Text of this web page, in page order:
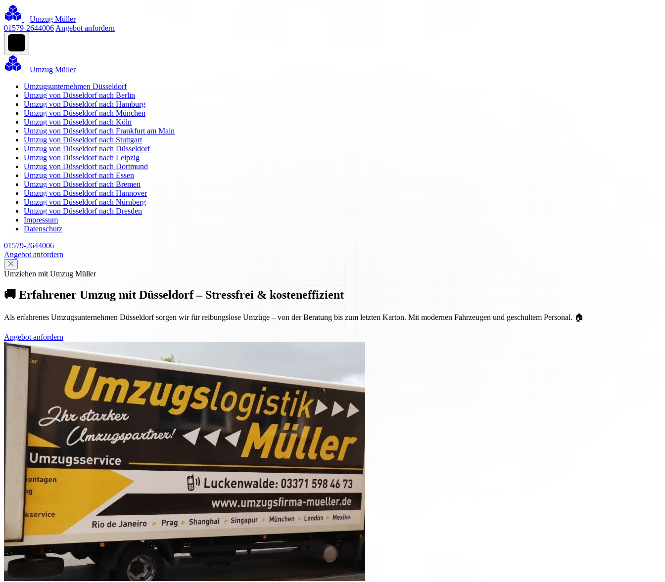
Umzug Müller
01579-2644006 Angebot anfordern
Umzug Müller
Umzugsunternehmen Düsseldorf
Umzug von Düsseldorf nach Berlin
Umzug von Düsseldorf nach Hamburg
Umzug von Düsseldorf nach München
Umzug von Düsseldorf nach Köln
Umzug von Düsseldorf nach Frankfurt am Main
Umzug von Düsseldorf nach Stuttgart
Umzug von Düsseldorf nach Düsseldorf
Umzug von Düsseldorf nach Leipzig
Umzug von Düsseldorf nach Dortmund
Umzug von Düsseldorf nach Essen
Umzug von Düsseldorf nach Bremen
Umzug von Düsseldorf nach Hannover
Umzug von Düsseldorf nach Nürnberg
Umzug von Düsseldorf nach Dresden
Impressum
Datenschutz
01579-2644006
Angebot anfordern
Umziehen mit Umzug Müller
🚚 Erfahrener Umzug mit Düsseldorf – Stressfrei & kosteneffizient
Als erfahrenes Umzugsunternehmen Düsseldorf sorgen wir für reibungslose Umzüge – von der Beratung bis zum letzten Karton. Mit modernen Fahrzeugen und geschultem Personal. 🏠
Angebot anfordern